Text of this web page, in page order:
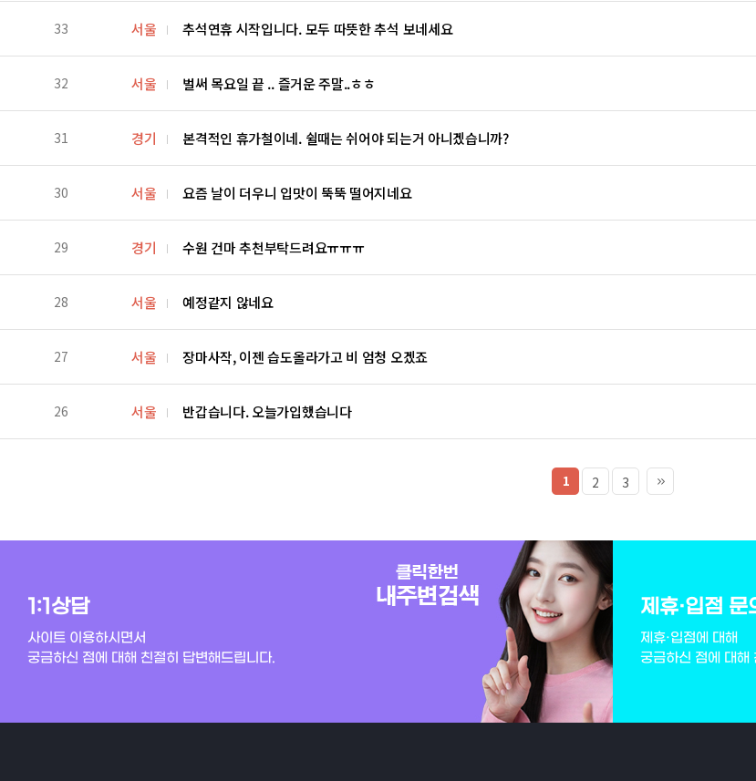
33 서울 추석연휴 시작입니다. 모두 따뜻한 추석 보네세요
32 서울 벌써 목요일 끝 .. 즐거운 주말..ㅎㅎ
31 경기 본격적인 휴가철이네. 쉴때는 쉬어야 되는거 아니겠습니까?
30 서울 요즘 날이 더우니 입맛이 뚝뚝 떨어지네요
29 경기 수원 건마 추천부탁드려요ㅠㅠㅠ
28 서울 예정같지 않네요
27 서울 장마사작, 이젠 습도올라가고 비 엄청 오겠죠
26 서울 반갑습니다. 오늘가입했습니다
1 2 3
1:1상담
사이트 이용하시면서
궁금하신 점에 대해 친절히 답변해드립니다.
제휴·입점 문
제휴·입점에 대해
궁금하신 점에 대해